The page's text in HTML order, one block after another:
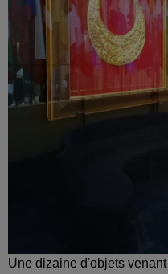
Une dizaine d'objets